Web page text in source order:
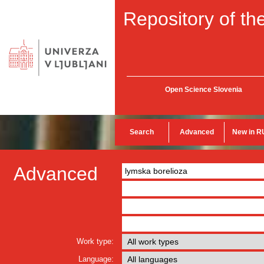
Repository of
Open Science Slovenia
Search Advanced New in
Advanced
Work type:
Language: